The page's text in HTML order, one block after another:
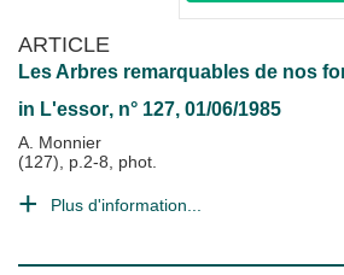
ARTICLE
Les Arbres remarquables de nos
in L'essor, n° 127, 01/06/1985
A. Monnier
(127), p.2-8, phot.
Plus d'information...